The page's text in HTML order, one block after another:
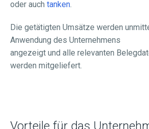
oder auch tanken.
Die getätigten Umsätze werden
Anwendung des Unternehmens
angezeigt und alle relevanten
werden mitgeliefert.
Vorteile für das